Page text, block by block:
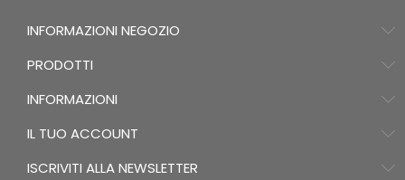
INFORMAZIONI NEGOZIO
PRODOTTI
INFORMAZIONI
IL TUO ACCOUNT
ISCRIVITI ALLA NEWSLETTER